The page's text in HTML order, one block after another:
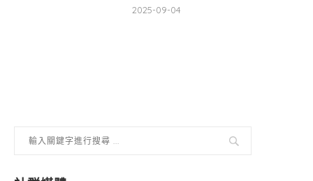
2025-09-04